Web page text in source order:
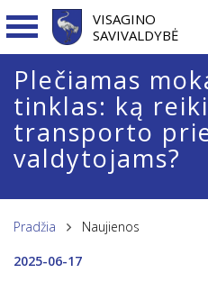
VISAGINO
SAVIVALDYBĖ
Plečiamas
tinklas: ką
transporto
valdytojams?
Pradžia
Naujienos
2025-06-17